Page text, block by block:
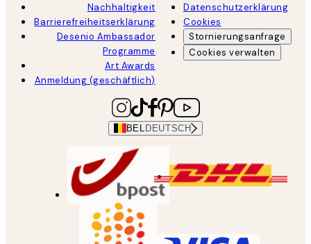
Nachhaltigkeit
Barrierefreiheitserklärung
Desenio Ambassador
Programme
Art Awards
Anmeldung (geschäftlich)
Datenschutzerklärung
Cookies
Stornierungsanfrage
Cookies verwalten
BEL DEUTSCH